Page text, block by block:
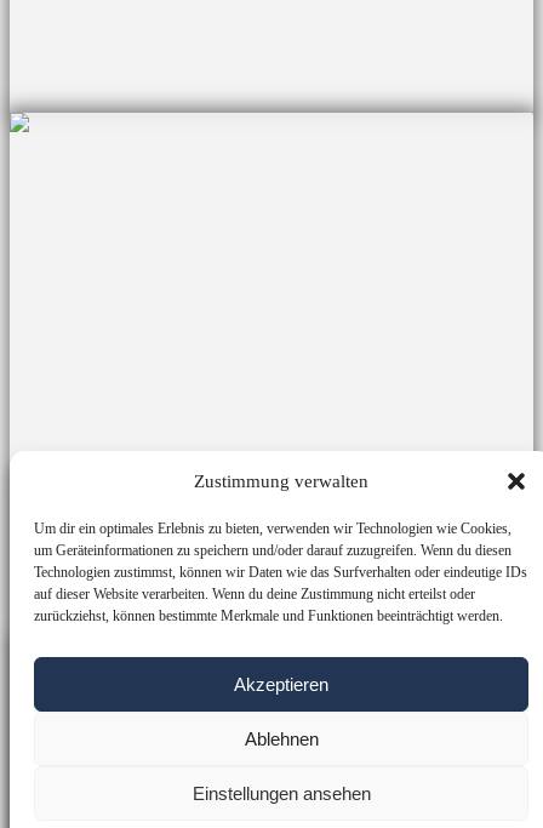
Zustimmung verwalten
Um dir ein optimales Erlebnis zu bieten, verwenden wir Technologien wie Cookies,
um Geräteinformationen zu speichern und/oder darauf zuzugreifen. Wenn du diesen
Technologien zustimmst, können wir Daten wie das Surfverhalten oder eindeutige IDs
auf dieser Website verarbeiten. Wenn du deine Zustimmung nicht erteilst oder
zurückziehst, können bestimmte Merkmale und Funktionen beeinträchtigt werden.
Akzeptieren
Ablehnen
Einstellungen ansehen
Vorlagen aus der Praxis
5 Beispiele für
Lastenhefte, die wirklich
geholfen haben
Vorname